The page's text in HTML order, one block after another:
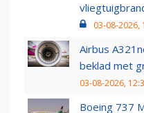
03-08-2026,
Airbus
beklad met
03-08-2026,
Boeing 737